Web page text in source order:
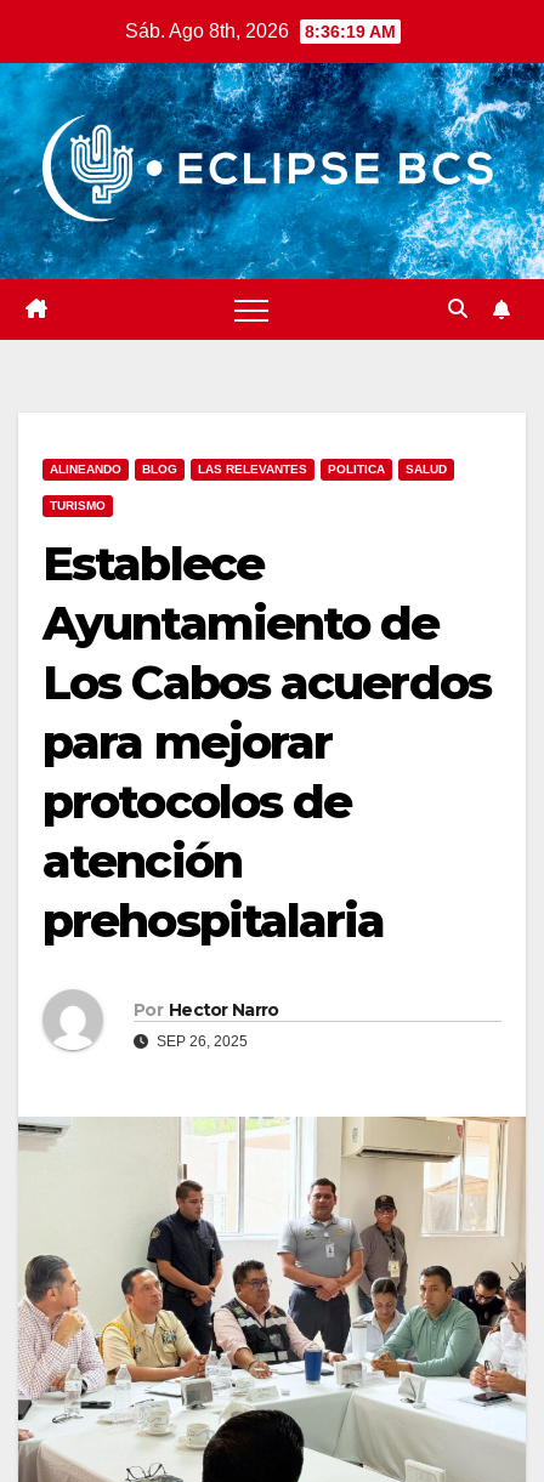
contenido
Sáb. Ago 8th, 2026 8:36:20 AM
ALINEANDO BLOG LAS RELEVANTES POLITICA SALUD
TURISMO
Establece
Ayuntamiento de
Los Cabos acuerdos
para mejorar
protocolos de
atención
prehospitalaria
Por Hector Narro
SEP 26, 2025